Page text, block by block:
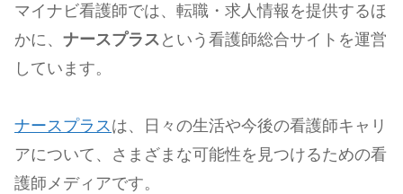
マイナビ看護師では、転職・求人情報を提供するほ
かに、 ナースプラス という看護師総合サイトを運営
しています。
ナースプラスは、日々の生活や今後の看護師キャリ
アについて、さまざまな可能性を見つけるための看
護師メディアです。